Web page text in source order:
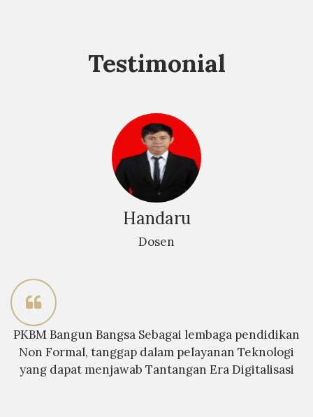
Testimonial
Handaru
Dosen
PKBM Bangun Bangsa Sebagai lembaga pendidikan
Non Formal, tanggap dalam pelayanan Teknologi
yang dapat menjawab Tantangan Era Digitalisasi